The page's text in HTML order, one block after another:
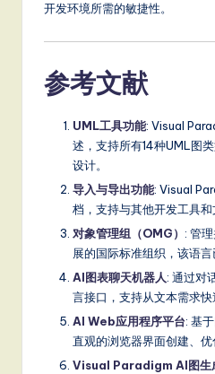
开发环境所需的敏捷性。
参考文献
UML工具功能: Visual
述，支持所有14种UML图
设计。
导入与导出功能: Visual
档，支持与其他开发工具和
对象管理组（OMG） : 管
展的国际标准组织，该语言
AI图表聊天机器人: 通过对
言接口，支持从文本需求快
AI Web应用程序平台: 基
直观的浏览器界面创建、优
Visual Paradigm AI图生